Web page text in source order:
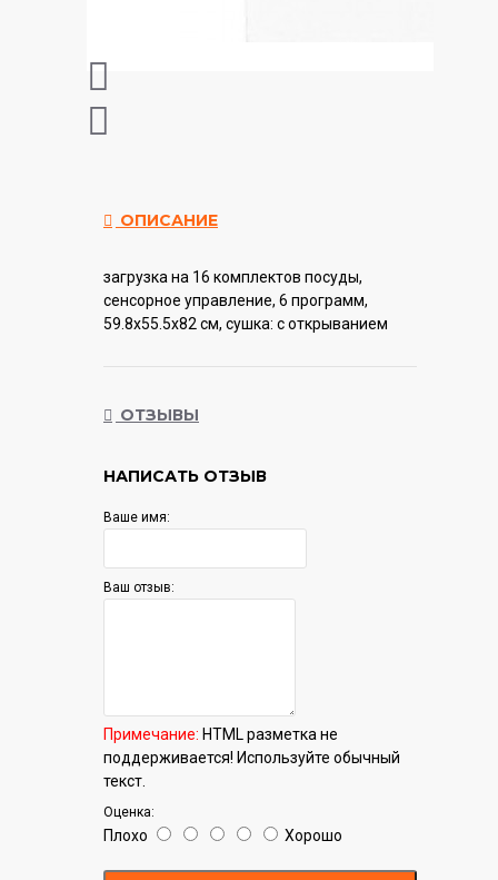
ОПИСАНИЕ
загрузка на 16 комплектов посуды,
сенсорное управление, 6 программ,
59.8x55.5x82 см, сушка: с открыванием
ОТЗЫВЫ
НАПИСАТЬ ОТЗЫВ
Ваше имя:
Ваш отзыв:
Примечание: HTML разметка не
поддерживается! Используйте обычный
текст.
Оценка:
Плохо Хорошо